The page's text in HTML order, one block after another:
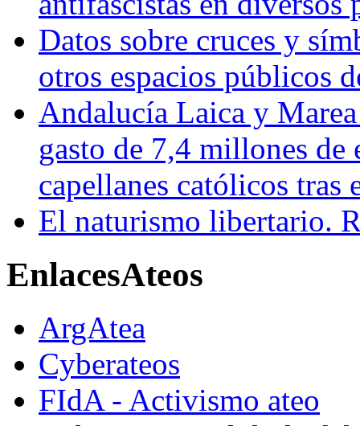
Datos sobre cruces y
otros espacios públicos
Andalucía Laica y
gasto de 7,4 millones de
capellanes católicos
El naturismo libertario.
EnlacesAteos
ArgAtea
Cyberateos
FIdA - Activismo ateo